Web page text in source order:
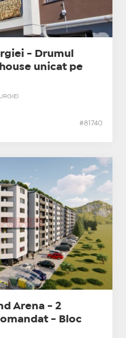
- Drumul
unicat pe
#81740
Arena - 2
- Bloc